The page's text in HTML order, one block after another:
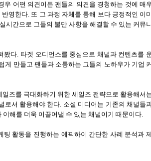
우 어떤 의견이든 팬들의 의견을 경청하는 것에 매
반영한다. 또 그 과정 자체를 통해 보다 긍정적인 이미
실시간으로 그들의 불만 사항을 해결할 수 있는 커뮤니
봤다. 타겟 오디언스를 중심으로 채널과 컨텐츠를
게 만들고 팬들과 소통하는 그들의 노하우가 기업 커
즈를 극대화하기 위한 세일즈 전략으로 활용해서
로서 활용해야 한다. 소셜 미디어는 기존의 채널들
해를 더욱 이끌어낼 수 있는 채널이기 때문이다.
팅 활동을 진행하는 에픽하이 간단한 사례 분석과 제